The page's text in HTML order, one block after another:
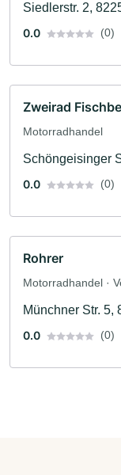
Siedlerstr. 2,
0.0
(0)
Zweirad
Motorradhandel
Schöngeisinger
0.0
(0)
Rohrer
Motorradhandel ·
Münchner Str. 5,
0.0
(0)